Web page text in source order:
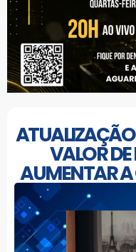
ATUALIZAÇÃO
VALOR
AUMENTAR